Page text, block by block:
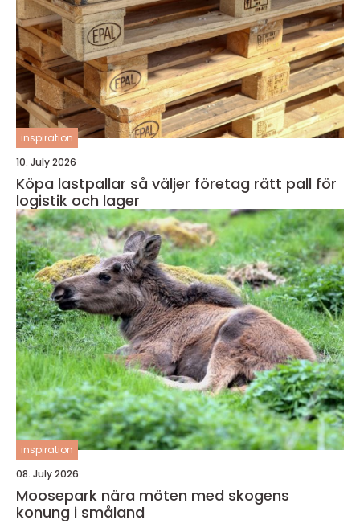
inspiration
10. July 2026
Köpa lastpallar så väljer företag rätt pall för
logistik och lager
inspiration
08. July 2026
Moosepark nära möten med skogens
konung i småland